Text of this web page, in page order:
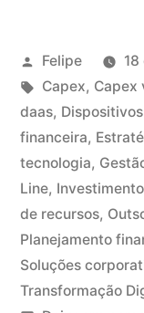
Felipe
Capex, Capex
daas,
financeira,
tecnologia,
Line,
de recursos,
Planejamento
Soluções
Transformação